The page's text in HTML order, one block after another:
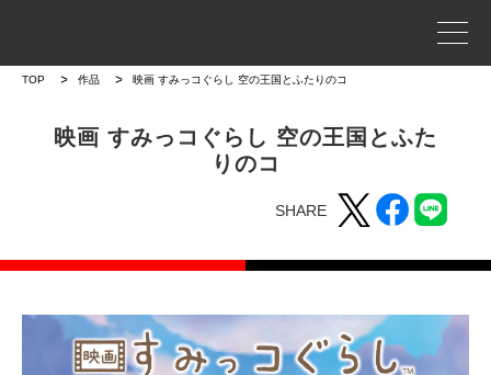
TOP 作品 映画 すみっコぐらし 空の王国とふたりのコ
映画 すみっコぐらし 空の王国とふた
りのコ
SHARE
事業案内
プロジェクトストーリー
WORKS 作品
作品トップ